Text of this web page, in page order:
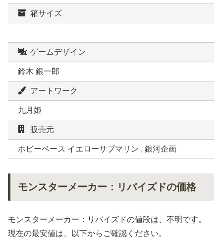
箱サイズ
ゲームデザイン
鈴木 銀一郎
アートワーク
九月姫
販売元
ホビーベース イエローサブマリン , 銀河企画
モンスターメーカー：リバイズドの価格
モンスターメーカー：リバイズドの値段は、不明です。
現在の最安値は、以下からご確認ください。